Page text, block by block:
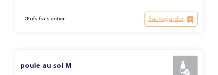
Œufs frais entier Sauvegarder
poule au sol M